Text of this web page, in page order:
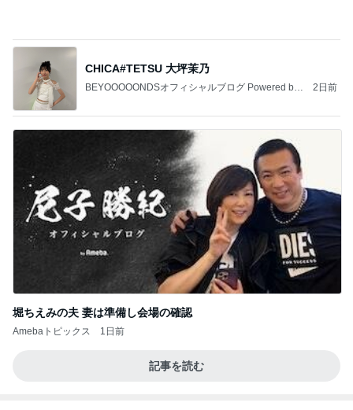
CHICA#TETSU 大坪茉乃
BEYOOOOONDSオフィシャルブログ Powered by
2日前
堀ちえみの夫 妻は準備し会場の確認
Amebaトピックス 1日前
記事を読む